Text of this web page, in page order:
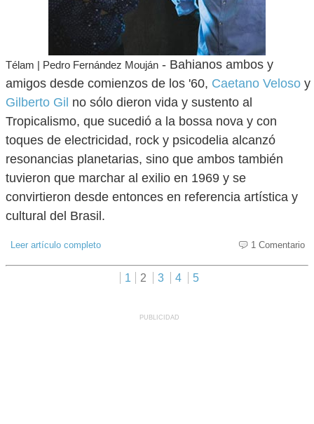
Télam | Pedro Fernández Mouján - Bahianos ambos y
amigos desde comienzos de los '60, Caetano Veloso y
Gilberto Gil no sólo dieron vida y sustento al
Tropicalismo, que sucedió a la bossa nova y con
toques de electricidad, rock y psicodelia alcanzó
resonancias planetarias, sino que ambos también
tuvieron que marchar al exilio en 1969 y se
convirtieron desde entonces en referencia artística y
cultural del Brasil.
Leer artículo completo 1 Comentario
1 2 3 4 5
PUBLICIDAD